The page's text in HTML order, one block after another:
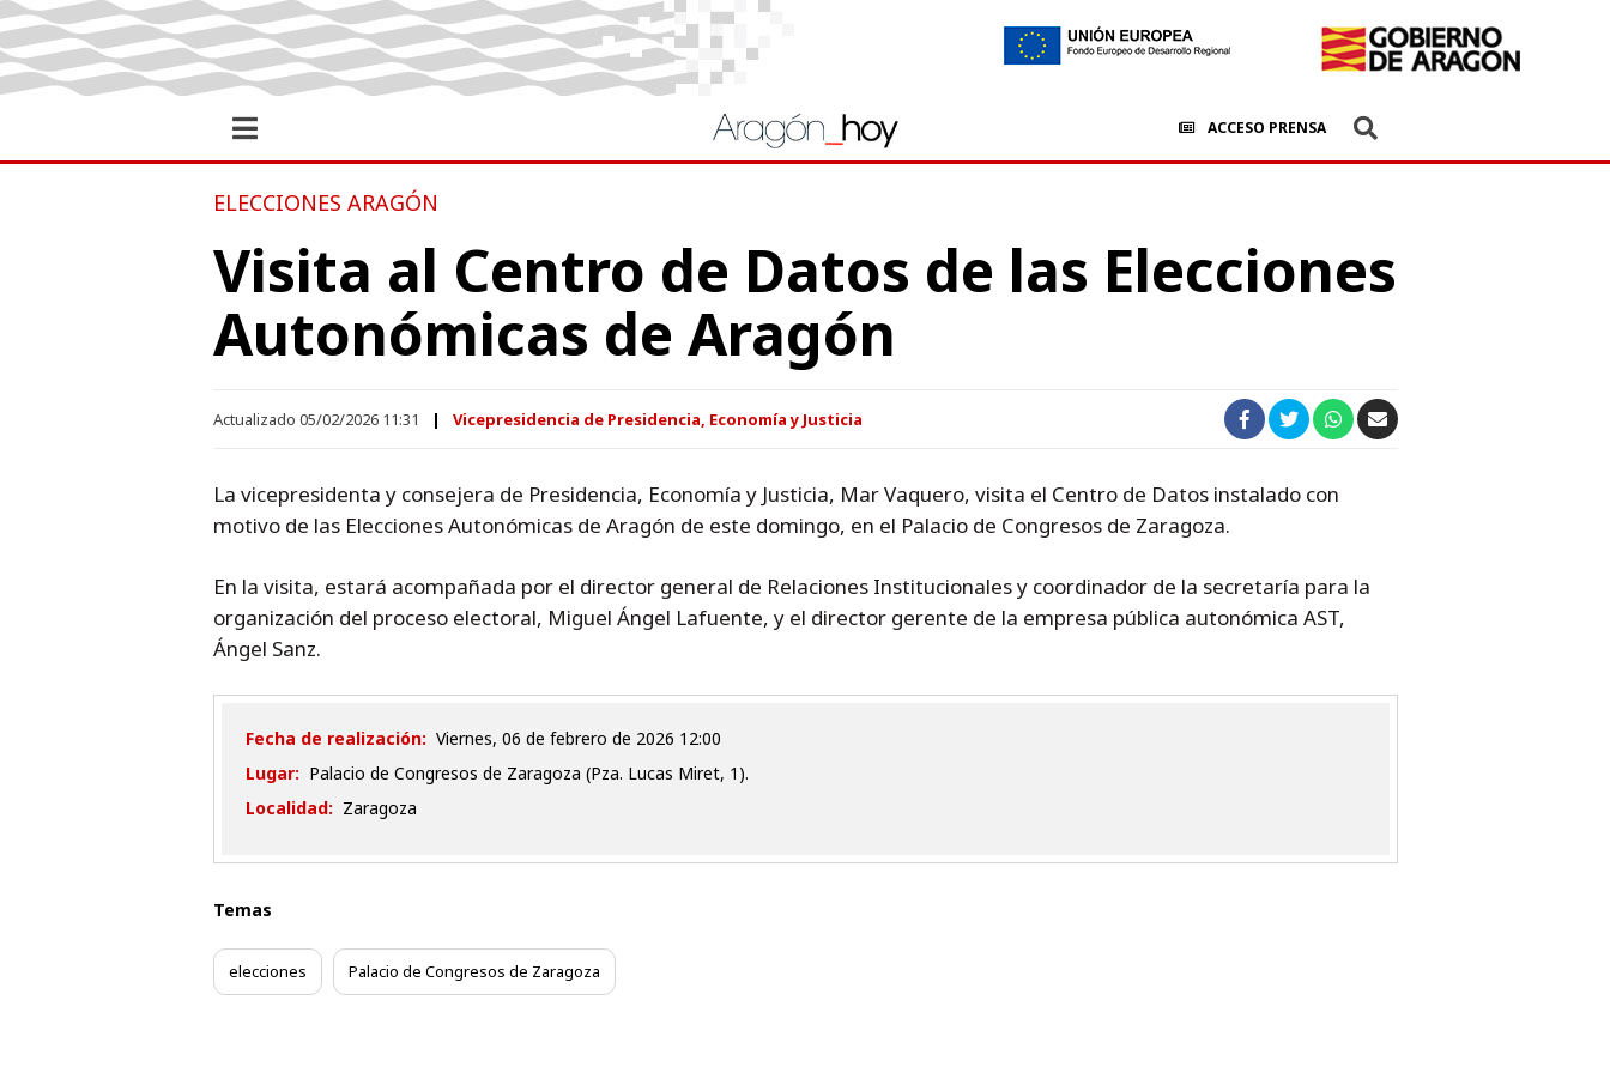
ACCESO PRENSA
ELECCIONES ARAGÓN
Visita al Centro de Datos de las Elecciones
Autonómicas de Aragón
Actualizado 05/02/2026 11:31 Vicepresidencia de Presidencia, Economía y Justicia
La vicepresidenta y consejera de Presidencia, Economía y Justicia, Mar Vaquero, visita el Centro de Datos instalado con
motivo de las Elecciones Autonómicas de Aragón de este domingo, en el Palacio de Congresos de Zaragoza.
En la visita, estará acompañada por el director general de Relaciones Institucionales y coordinador de la secretaría para la
organización del proceso electoral, Miguel Ángel Lafuente, y el director gerente de la empresa pública autonómica AST,
Ángel Sanz.
Fecha de realización:
viernes, 06 de febrero de 2026 12:00
Lugar: Palacio de Congresos de Zaragoza (Pza. Lucas Miret, 1).
Localidad: Zaragoza
Temas
elecciones Palacio de Congresos de Zaragoza